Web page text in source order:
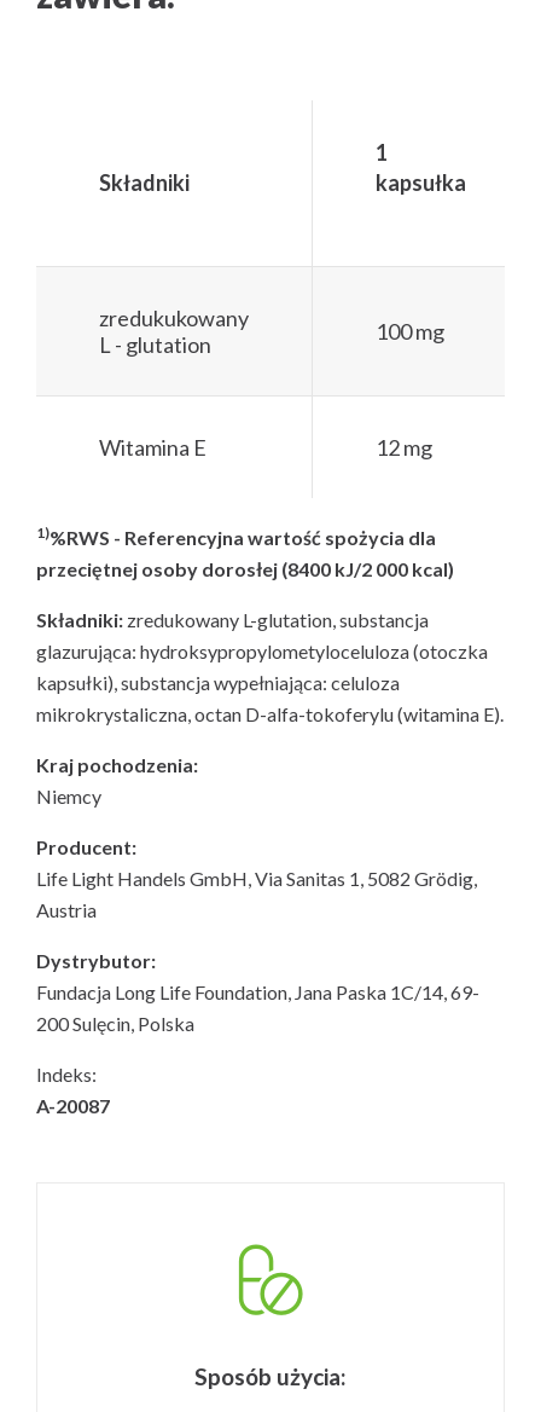
Składniki
1
kapsułka
zredukukowany
L - glutation
100 mg
Witamina E 12 mg
1)%RWS - Referencyjna wartość spożycia dla
przeciętnej osoby dorosłej (8400 kJ/2 000 kcal)
Składniki: zredukowany L-glutation, substancja
glazurująca: hydroksypropylometyloceluloza (otoczka
kapsułki), substancja wypełniająca: celuloza
mikrokrystaliczna, octan D-alfa-tokoferylu (witamina E).
Kraj pochodzenia:
Niemcy
Producent:
Life Light Handels GmbH, Via Sanitas 1, 5082 Grödig,
Austria
Dystrybutor:
Fundacja Long Life Foundation, Jana Paska 1C/14, 69-
200 Sulęcin, Polska
Indeks:
A-20087
Sposób użycia: